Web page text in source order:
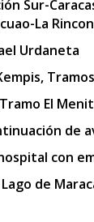
Sur-
La
Urdaneta
El
de
con
de